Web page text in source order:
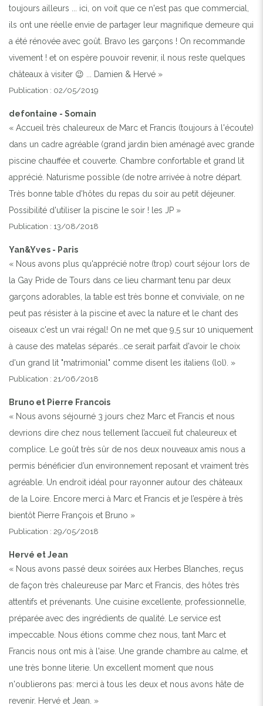
toujours ailleurs ... ici, on voit que ce n'est pas que commercial,
ils ont une réelle envie de partager leur magnifique demeure qui
a été rénovée avec goût. Bravo les garçons ! On recommande
vivement ! et on espère pouvoir revenir, il nous reste quelques
châteaux à visiter 😉 ... Damien & Hervé »
Publication : 02/05/2019
defontaine - Somain
« Accueil très chaleureux de Marc et Francis (toujours à l'écoute)
dans un cadre agréable (grand jardin bien aménagé avec grande
piscine chauffée et couverte. Chambre confortable et grand lit
apprécié. Naturisme possible (de notre arrivée à notre départ.
Très bonne table d'hôtes du repas du soir au petit déjeuner.
Possibilité d'utiliser la piscine le soir ! les JP »
Publication : 13/08/2018
Yan&Yves - Paris
« Nous avons plus qu'apprécié notre (trop) court séjour lors de
la Gay Pride de Tours dans ce lieu charmant tenu par deux
garçons adorables, la table est très bonne et conviviale, on ne
peut pas résister à la piscine et avec la nature et le chant des
oiseaux c'est un vrai régal! On ne met que 9,5 sur 10 uniquement
à cause des matelas séparés...ce serait parfait d'avoir le choix
d'un grand lit "matrimonial" comme disent les italiens (lol). »
Publication : 21/06/2018
Bruno et Pierre Francois
« Nous avons séjourné 3 jours chez Marc et Francis et nous
devrions dire chez nous tellement l’accueil fut chaleureux et
complice. Le goût très sûr de nos deux nouveaux amis nous a
permis bénéficier d’un environnement reposant et vraiment très
agréable. Un endroit idéal pour rayonner autour des châteaux
de la Loire. Encore merci à Marc et Francis et je l’espère à très
bientôt Pierre François et Bruno »
Publication : 29/05/2018
Hervé et Jean
« Nous avons passé deux soirées aux Herbes Blanches, reçus
de façon très chaleureuse par Marc et Francis, des hôtes très
attentifs et prévenants. Une cuisine excellente, professionnelle,
préparée avec des ingrédients de qualité. Le service est
impeccable. Nous étions comme chez nous, tant Marc et
Francis nous ont mis à l'aise. Une grande chambre au calme, et
une très bonne literie. Un excellent moment que nous
n'oublierons pas: merci à tous les deux et nous avons hâte de
revenir. Hervé et Jean. »